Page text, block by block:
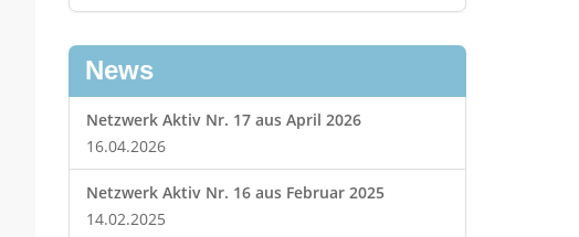
News
Netzwerk Aktiv Nr. 17 aus April 2026
16.04.2026
Netzwerk Aktiv Nr. 16 aus Februar 2025
14.02.2025